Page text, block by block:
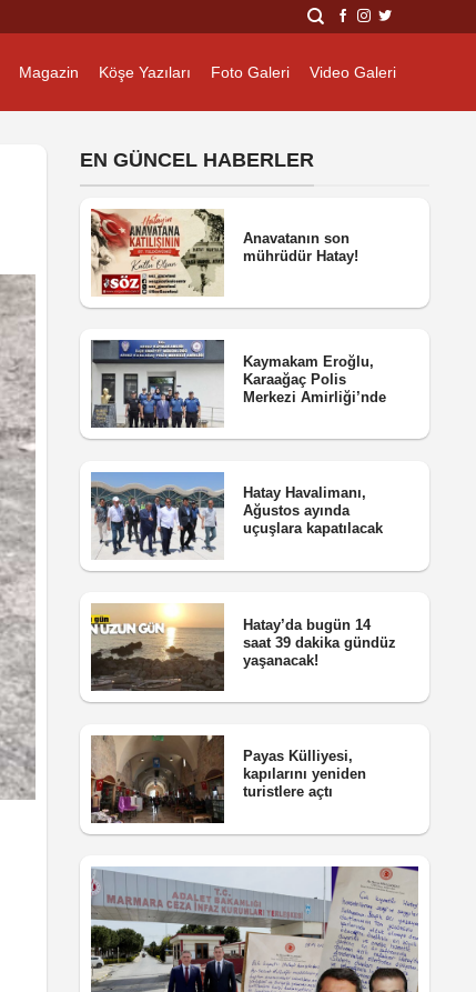
Magazin Köşe Yazıları Foto Galeri Video Galeri
EN GÜNCEL HABERLER
Anavatanın son
mührüdür Hatay!
Kaymakam Eroğlu,
Karaağaç Polis
Merkezi Amirliği’nde
Hatay Havalimanı,
Ağustos ayında
uçuşlara kapatılacak
Hatay’da bugün 14
saat 39 dakika gündüz
yaşanacak!
Payas Külliyesi,
kapılarını yeniden
turistlere açtı